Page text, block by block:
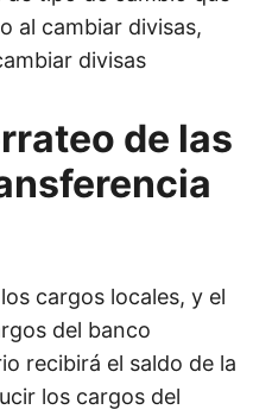
al cambiar divisas,
divisas
de las
cargos locales, y el
del banco
recibirá el saldo de la
los cargos del